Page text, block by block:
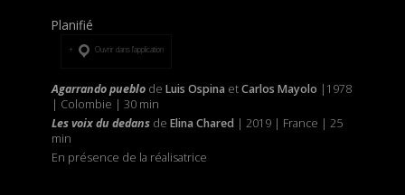
Planifié
Ouvrir dans l’application
Agarrando pueblode Luis Ospina etCarlos Mayolo |1978
| Colombie | 30 min
Les voix du dedansde Elina Chared | 2019 | France | 25
min
En présence de la réalisatrice